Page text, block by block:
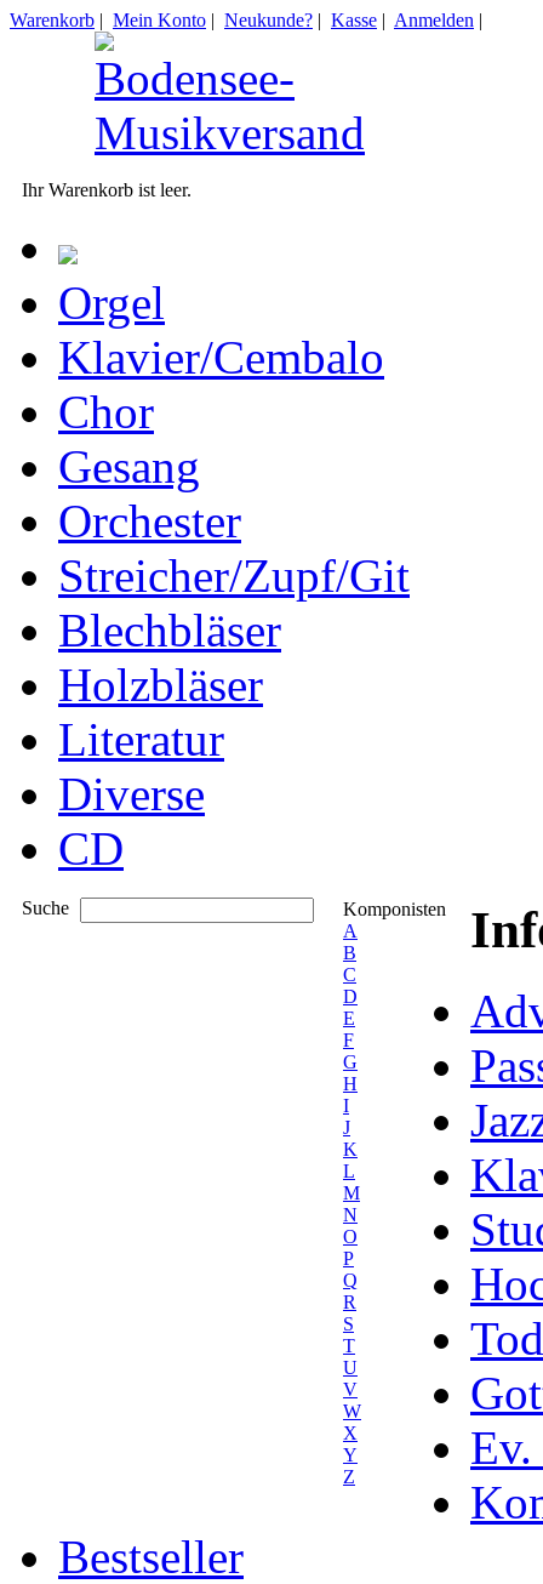
Warenkorb | Mein Konto | Neukunde? | Kasse | Anmelden |
Ihr Warenkorb ist leer.
Orgel
Klavier/Cembalo
Chor
Gesang
Orchester
Streicher/Zupf/Git
Blechbläser
Holzbläser
Literatur
Diverse
CD
Suche
Komponisten
A
B
C
D
E
F
G
H
I
J
K
L
M
N
O
P
Q
R
S
T
U
V
W
X
Y
Z
Ev.
Bestseller